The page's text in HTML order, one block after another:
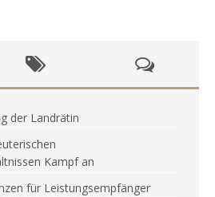
der Landrätin
Kampf an
für Leistungsempfänger